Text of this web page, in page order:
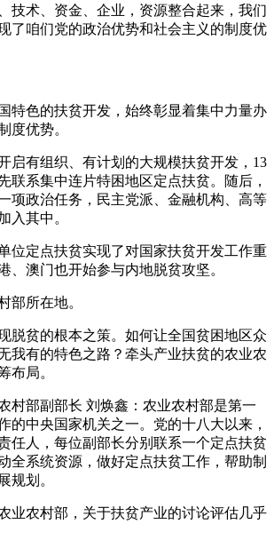
技术、资金、企业，资源整合起来，我们
了咱们党的政治优势和社会主义的制度优
色的扶贫开发，始终彰显着集中力量办
度优势。
有组织、有计划的大规模扶贫开发，13
联系集中连片特困地区定点扶贫。随后，
项政治任务，民主党派、金融机构、高等
入其中。
定点扶贫实现了对国家扶贫开发工作重
、澳门也开始参与内地脱贫攻坚。
所在地。
贫的根本之策。如何让全国贫困地区众
我有的特色之路？牵头产业扶贫的农业农
布局。
部副部长 刘焕鑫：农业农村部是第一
的中央国家机关之一。党的十八大以来，
任人，每位副部长分别联系一个定点扶贫
全系统资源，做好定点扶贫工作，帮助制
规划。
农村部，关于扶贫产业的讨论评估几乎